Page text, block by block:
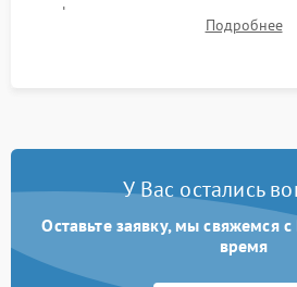
фокуса, контрастности и
таблицах. Проверка работы всех
Подробнее
У Вас остались
Оставьте заявку, мы свяжемся
время